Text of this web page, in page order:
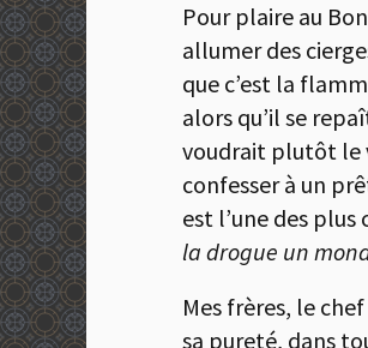
Pour plaire au
allumer des
que c’est la
alors qu’il se
voudrait plutôt le
confesser à un
est l’une des
la drogue un
Mes frères, le
sa pureté, dans